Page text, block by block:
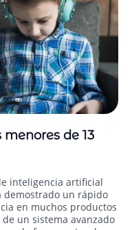
de 13
inteligencia artificial
demostrado un rápido
en muchos productos
un sistema avanzado